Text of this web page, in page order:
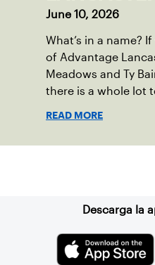
June 10, 2026
What’s in a name?
of Advantage
Meadows and Ty
there is a whole lot
READ MORE
Descarga la